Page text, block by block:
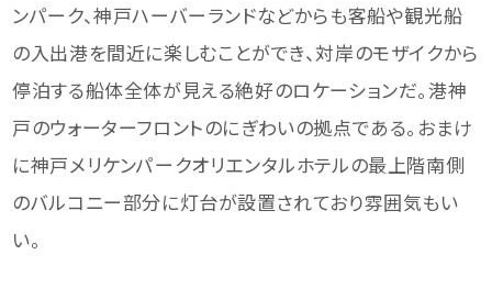
ンパーク、神戸ハーバーランドなどからも客船や観光船
の入出港を間近に楽しむことができ、対岸のモザイクから
停泊する船体全体が見える絶好のロケーションだ。港神
戸のウォーターフロントのにぎわいの拠点である。おまけ
に神戸メリケンパークオリエンタルホテルの最上階南側
のバルコニー部分に灯台が設置されており雰囲気もい
い。